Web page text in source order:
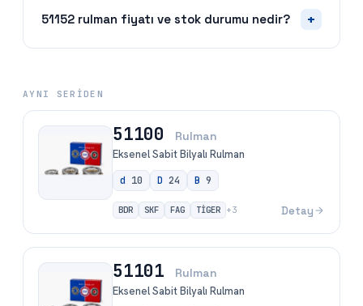
51152 rulman fiyatı ve stok durumu nedir? +
AYNI SERIDEN
51100 Rulman
Eksenel Sabit Bilyalı Rulman
d 10 D 24 B 9
BDR SKF FAG TİGER +3 Detay
51101 Rulman
Eksenel Sabit Bilyalı Rulman